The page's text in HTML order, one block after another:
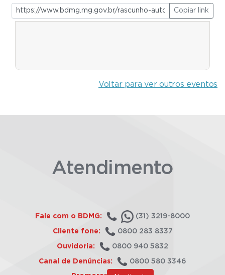
Copiar link
Voltar para ver outros eventos
Atendimento
Fale com o BDMG: (31) 3219-8000
Cliente fone: 0800 283 8337
Ouvidoria: 0800 940 5832
Canal de Denúncias: 0800 580 3346